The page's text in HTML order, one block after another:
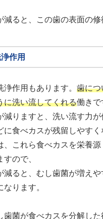
減ると、この歯の表面の修
作用
浄作用もあります。 歯につ
に洗い流してくれる働きで
減りますと、洗い流す力
に食べカスが残留しやすく
、これら食べカスを栄養
すので、
減ると、むし歯菌が増え
なります。
歯菌が食べカスを分解し